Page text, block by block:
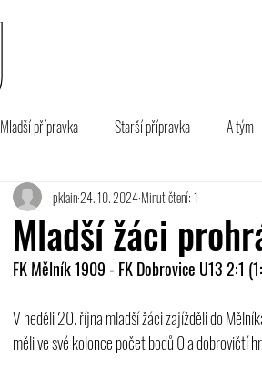
Mladší přípravka Starší přípravka A tým
Mladší žáci
pklain24. 10. 2024Minut čtení: 1
FK Mělník 1909 - FK Dobrovice U13 2:1
V neděli 20. října mladší žáci zajížděli do
měli ve své kolonce počet bodů 0 a dobrovičtí